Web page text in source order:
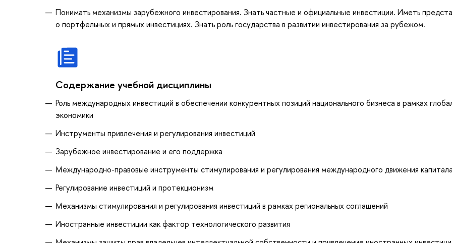
Понимать механизмы зарубежного инвестирования. Знать частные и официальные инвестиции. Иметь
о портфельных и прямых инвестициях. Знать роль государства в развитии инвестирования за рубежом.
Содержание учебной дисциплины
Роль международных инвестиций в обеспечении конкурентных позиций национального бизнеса в рамках
экономики
Инструменты привлечения и регулирования инвестиций
Зарубежное инвестирование и его поддержка
Международно-правовые инструменты стимулирования и регулирования международного движения капитала
Регулирование инвестиций и протекционизм
Механизмы стимулирования и регулирования инвестиций в рамках региональных соглашений
Иностранные инвестиции как фактор технологического развития